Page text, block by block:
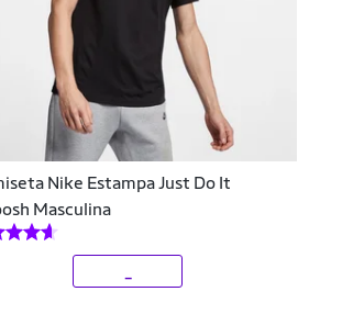
Nike Estampa Just Do It
Masculina